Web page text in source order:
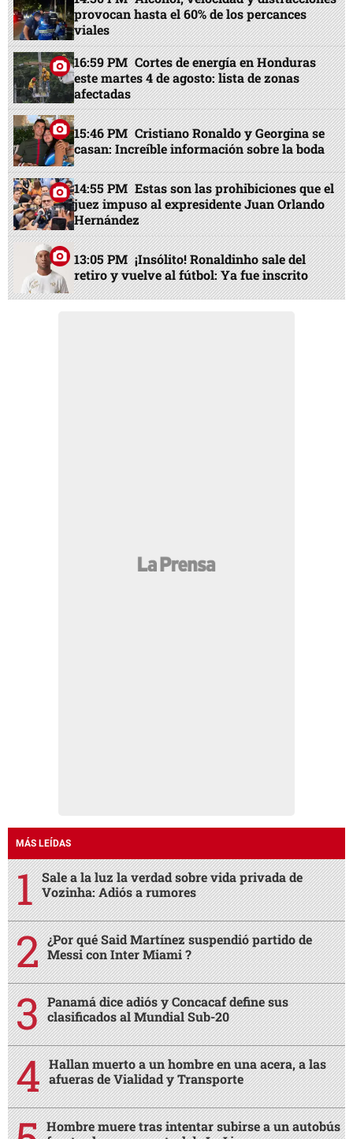
provocan hasta el 60% de los percances
viales
16:59 PM Cortes de energía en Honduras
este martes 4 de agosto: lista de zonas
afectadas
15:46 PM Cristiano Ronaldo y Georgina se
casan: Increíble información sobre la boda
14:55 PM Estas son las prohibiciones que el
juez impuso al expresidente Juan Orlando
Hernández
13:05 PM ¡Insólito! Ronaldinho sale del
retiro y vuelve al fútbol: Ya fue inscrito
MÁS LEÍDAS
Sale a la luz la verdad sobre vida privada de
Vozinha: Adiós a rumores
¿Por qué Said Martínez suspendió partido de
Messi con Inter Miami ?
Panamá dice adiós y Concacaf define sus
clasificados al Mundial Sub-20
Hallan muerto a un hombre en una acera, a las
afueras de Vialidad y Transporte
Hombre muere tras intentar subirse a un autobús